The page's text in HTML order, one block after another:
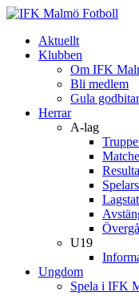
Aktuellt
Klubben
Om IFK
Bli medlem
Gula godbitar
Herrar
A-lag
U19
Ungdom
Spela i IFK